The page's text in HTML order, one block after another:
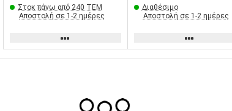
Στοκ πάνω από 240 ΤΕΜ
Αποστολή σε 1-2 ημέρες
Διαθέσιμο
Αποστολή σε 1-2 ημέρες